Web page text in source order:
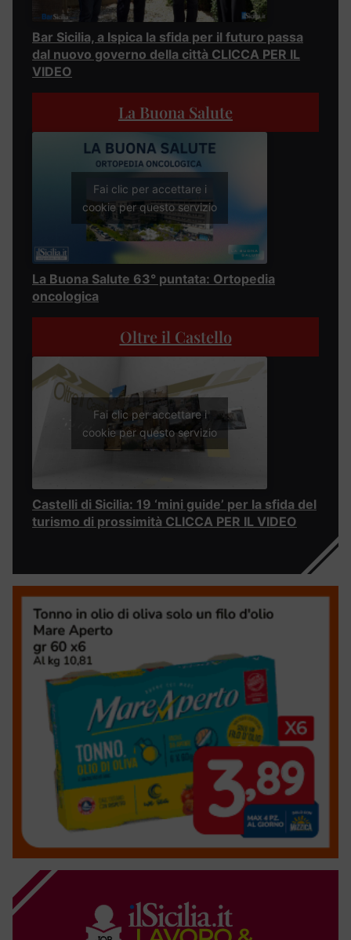
Bar Sicilia, a Ispica la sfida per il futuro passa
dal nuovo governo della città CLICCA PER IL
VIDEO
La Buona Salute
Fai clic per accettare i
cookie per questo servizio
La Buona Salute 63° puntata: Ortopedia
oncologica
Oltre il Castello
Fai clic per accettare i
cookie per questo servizio
Castelli di Sicilia: 19 ‘mini guide’ per la sfida del
turismo di prossimità CLICCA PER IL VIDEO